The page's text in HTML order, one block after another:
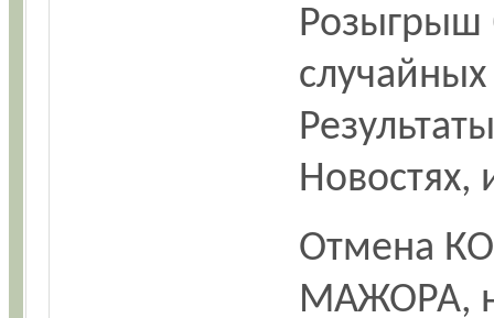
Розыгрыш
Новостях,
Отмена
МАЖОРА,